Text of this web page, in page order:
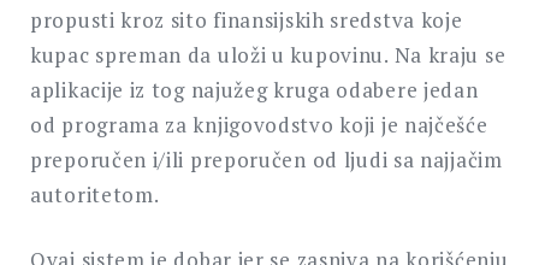
propusti kroz sito finansijskih sredstva koje
kupac spreman da uloži u kupovinu. Na kraju se
aplikacije iz tog najužeg kruga odabere jedan
od programa za knjigovodstvo koji je najčešće
preporučen i/ili preporučen od ljudi sa najjačim
autoritetom.